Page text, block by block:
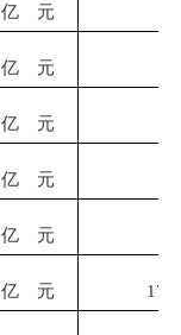
亿 元
亿 元
亿 元
亿 元
亿 元
亿 元